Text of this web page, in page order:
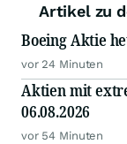
Artikel zu
Boeing Aktie
vor 24 Minuten
Aktien mit
06.08.2026
vor 54 Minuten